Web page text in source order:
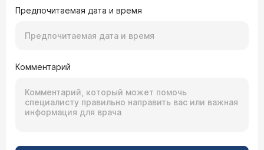
Предпочитаемая дата и время
Комментарий